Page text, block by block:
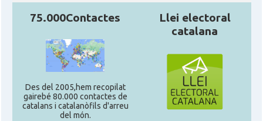
75.000Contactes
Des del 2005,hem recopilat
gairebé 80.000 contactes de
catalans i catalanòfils d'arreu
del món.
Llei electoral
catalana